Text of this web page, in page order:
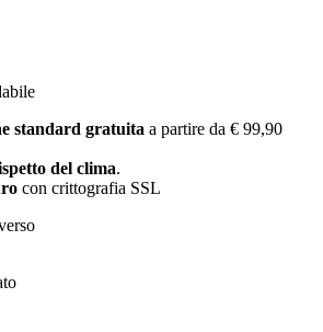
standard gratuita a partire da € 99,90
del clima.
con crittografia SSL